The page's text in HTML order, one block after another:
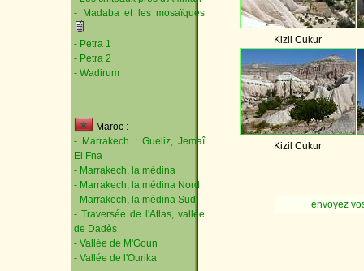
- Madaba et les mosaïques
- Petra 1
- Petra 2
- Wadirum
Maroc :
- Marrakech : Gueliz, Jemaî
El Fna
- Marrakech, la médina
- Marrakech, la médina Nord
- Marrakech, la médina Sud
- Traversée de l'Atlas, vallée
de Dadès
- Vallée de M'Goun
- Vallée de l'Ourika
Kizil Cukur
Kizil Cukur
envoyez